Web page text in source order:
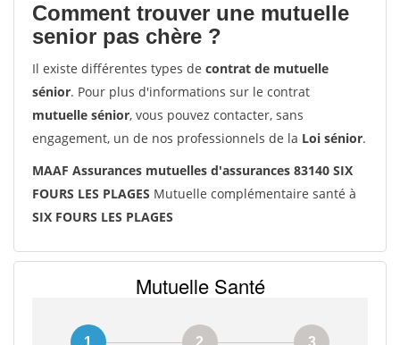
Comment trouver une mutuelle
senior pas chère ?
Il existe différentes types de contrat de mutuelle
sénior. Pour plus d'informations sur le contrat
mutuelle sénior, vous pouvez contacter, sans
engagement, un de nos professionnels de la Loi sénior.
MAAF Assurances mutuelles d'assurances 83140 SIX
FOURS LES PLAGES Mutuelle complémentaire santé à
SIX FOURS LES PLAGES